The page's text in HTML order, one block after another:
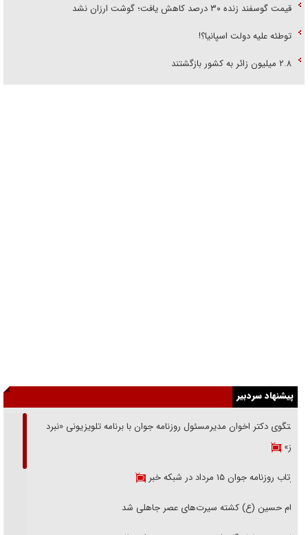
قیمت گوسفند زنده ۳۰ درصد کاهش یافت؛ گوشت ارزان نشد
توطئه علیه دولت اسپانیا؟!
۲.۸ میلیون زائر به کشور بازگشتند
پیشنهاد سردبیر
گفتگوی دکتر اخوان مدیرمسئول روزنامه جوان با برنامه تلویزیونی «نبرد
هرمز»
بازتاب روزنامه جوان ۱۵ مرداد در شبکه خبر
امام حسین (ع) کشته سیرت‌های عصر جاهلی شد